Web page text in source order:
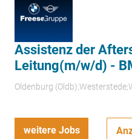
Assistenz der
Leitung(m/w/d) -
Oldenburg
weitere Jobs